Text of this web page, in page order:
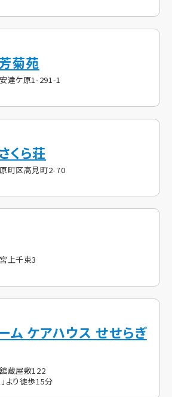
菊苑
達ケ原1-291-1
くら荘
町区高見町2-70
上千束3
ム ケアハウス せせらぎ
蔵屋敷122
より徒歩15分